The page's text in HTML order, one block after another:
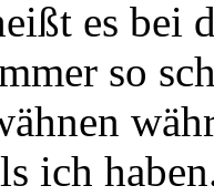
es bei
so
ich